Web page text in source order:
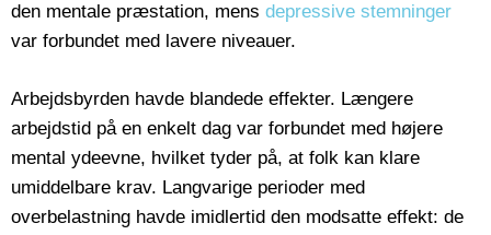
den mentale præstation, mens depressive stemninger
var forbundet med lavere niveauer.
Arbejdsbyrden havde blandede effekter. Længere
arbejdstid på en enkelt dag var forbundet med højere
mental ydeevne, hvilket tyder på, at folk kan klare
umiddelbare krav. Langvarige perioder med
overbelastning havde imidlertid den modsatte effekt: de